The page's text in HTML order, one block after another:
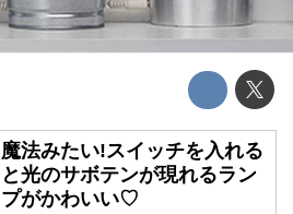
魔法みたい!スイッチを入れる
と光のサボテンが現れるラン
プがかわいい♡